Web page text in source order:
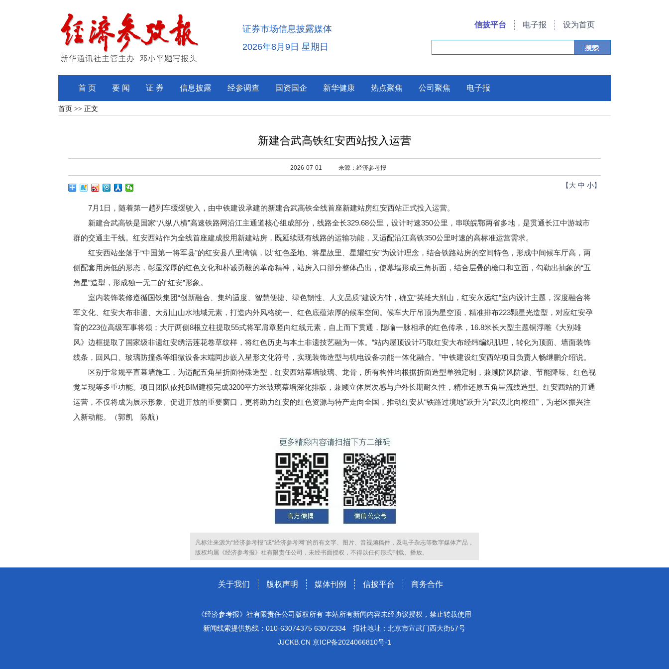
证券市场信息披露媒体
2026年8月9日 星期日
信披平台 电子报 设为首页
首 页 要 闻 证 券 信息披露 经参调查 国资国企 新华健康 热点聚焦 公司聚焦 电子报
首页 >> 正文
新建合武高铁红安西站投入运营
2026-07-01 来源：经济参考报
【 大 中 小】
7月1日，随着第一趟列车缓缓驶入，由中铁建设承建的新建合武高铁全线首座新建站房红安西站正式投入运营。
新建合武高铁是国家“八纵八横”高速铁路网沿江主通道核心组成部分，线路全长329.68公里，设计时速350公里，串联皖鄂两省多地，是贯通长江中游城市
群的交通主干线。红安西站作为全线首座建成投用新建站房，既延续既有线路的运输功能，又适配沿江高铁350公里时速的高标准运营需求。
红安西站坐落于“中国第一将军县”的红安县八里湾镇，以“红色圣地、将星故里、星耀红安”为设计理念，结合铁路站房的空间特色，形成中间候车厅高，两
侧配套用房低的形态，彰显深厚的红色文化和朴诚勇毅的革命精神，站房入口部分整体凸出，使幕墙形成三角折面，结合层叠的檐口和立面，勾勒出抽象的“五
角星”造型，形成独一无二的“红安”形象。
室内装饰装修遵循国铁集团“创新融合、集约适度、智慧便捷、绿色韧性、人文品质”建设方针，确立“英雄大别山，红安永远红”室内设计主题，深度融合将
军文化、红安大布非遗、大别山山水地域元素，打造内外风格统一、红色底蕴浓厚的候车空间。候车大厅吊顶为星空顶，精准排布223颗星光造型，对应红安孕
育的223位高级军事将领；大厅两侧8根立柱提取55式将军肩章竖向红线元素，自上而下贯通，隐喻一脉相承的红色传承，16.8米长大型主题铜浮雕《大别雄
风》边框提取了国家级非遗红安绣活莲花卷草纹样，将红色历史与本土非遗技艺融为一体。“站内屋顶设计巧取红安大布经纬编织肌理，转化为顶面、墙面装饰
线条，回风口、玻璃防撞条等细微设备末端同步嵌入星形文化符号，实现装饰造型与机电设备功能一体化融合。”中铁建设红安西站项目负责人畅继鹏介绍说。
区别于常规平直幕墙施工，为适配五角星折面特殊造型，红安西站幕墙玻璃、龙骨，所有构件均根据折面造型单独定制，兼顾防风防渗、节能降噪、红色视
觉呈现等多重功能。项目团队依托BIM建模完成3200平方米玻璃幕墙深化排版，兼顾立体层次感与户外长期耐久性，精准还原五角星流线造型。红安西站的开通
运营，不仅将成为展示形象、促进开放的重要窗口，更将助力红安的红色资源与特产走向全国，推动红安从“铁路过境地”跃升为“武汉北向枢纽”，为老区振兴注
入新动能。（郭凯 陈航）
凡标注来源为“经济参考报”或“经济参考网”的所有文字、图片、音视频稿件，及电子杂志等数字媒体产品，
版权均属《经济参考报》社有限责任公司，未经书面授权，不得以任何形式刊载、播放。
关于我们 版权声明 媒体刊例 信披平台 商务合作
《经济参考报》社有限责任公司版权所有 本站所有新闻内容未经协议授权，禁止转载使用
新闻线索提供热线：010-63074375 63072334 报社地址：北京市宣武门西大街57号
JJCKB.CN 京ICP备2024066810号-1